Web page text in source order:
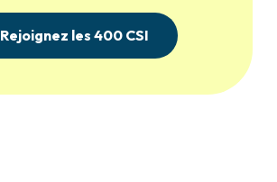
Rejoignez les 400 CSI